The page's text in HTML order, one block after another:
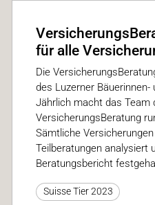
für alle
Die
des Luzerner Bäuerinnen-
Jährlich macht das Team
VersicherungsBeratung
Sämtliche
Teilberatungen analysiert
Beratungsbericht
Suisse Tier 2023